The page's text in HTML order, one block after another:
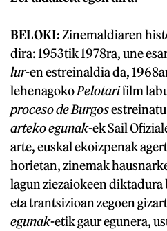
BELOKI:Zinemaldiaren
dira: 1953tik 1978ra, une
lur-en estreinaldia da,
lehenagokoPelotarifilm
proceso de Burgos
arteko egunak-ek Sail
arte, euskal ekoizpenak
horietan, zinemak
lagun ziezaiokeen diktadura
eta trantsizioan zegoen
egunak-etik gaur egunera,